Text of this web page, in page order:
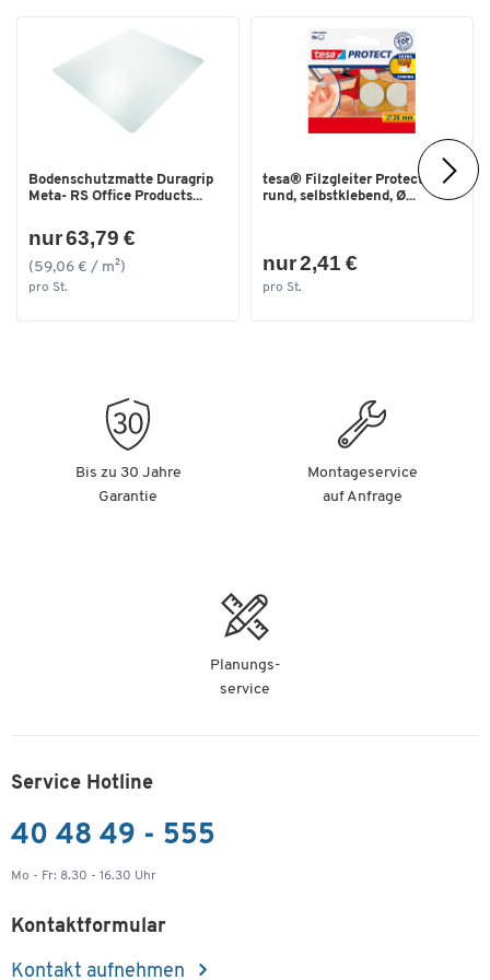
Farbe Sitzfläche
Sitzbreite [mm] 480
Sitztiefe [mm]
Bodenschutzmatte Duragrip
Meta- RS Office Products...
nur 63,79 €
(59,06 € / m²)
pro St.
tesa® Filzgleiter Protect®,
rund, selbstklebend, Ø...
nur 2,41 €
pro St.
Bis zu 30 Jahre
Garantie
Montageservice
auf Anfrage
Planungs-
service
Service Hotline
40 48 49 - 555
Mo - Fr: 8.30 - 16.30 Uhr
Kontaktformular
Kontakt aufnehmen